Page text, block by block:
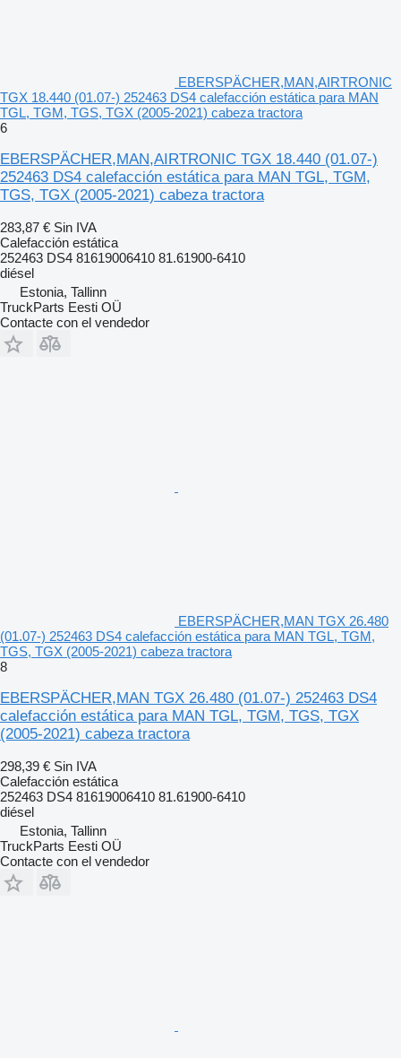
EBERSPÄCHER,MAN,AIRTRONIC
TGX 18.440 (01.07-) 252463 DS4 calefacción estática para MAN
TGL, TGM, TGS, TGX (2005-2021) cabeza tractora
6
EBERSPÄCHER,MAN,AIRTRONIC TGX 18.440 (01.07-)
252463 DS4 calefacción estática para MAN TGL, TGM,
TGS, TGX (2005-2021) cabeza tractora
283,87 € Sin IVA
Calefacción estática
252463 DS4 81619006410 81.61900-6410
diésel
Estonia, Tallinn
TruckParts Eesti OÜ
Contacte con el vendedor
EBERSPÄCHER,MAN TGX 26.480
(01.07-) 252463 DS4 calefacción estática para MAN TGL, TGM,
TGS, TGX (2005-2021) cabeza tractora
8
EBERSPÄCHER,MAN TGX 26.480 (01.07-) 252463 DS4
calefacción estática para MAN TGL, TGM, TGS, TGX
(2005-2021) cabeza tractora
298,39 € Sin IVA
Calefacción estática
252463 DS4 81619006410 81.61900-6410
diésel
Estonia, Tallinn
TruckParts Eesti OÜ
Contacte con el vendedor